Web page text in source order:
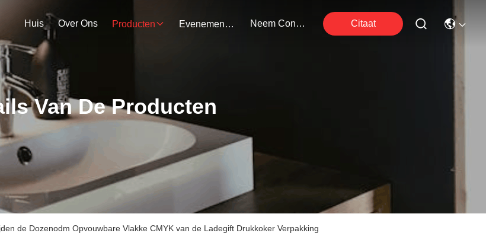
Huis Over Ons Producten Evenementen Neem Contact Met Ons Op Citaat
Van De Producten
de Dozenodm Opvouwbare Vlakke CMYK van de Ladegift Drukkoker Verpakking